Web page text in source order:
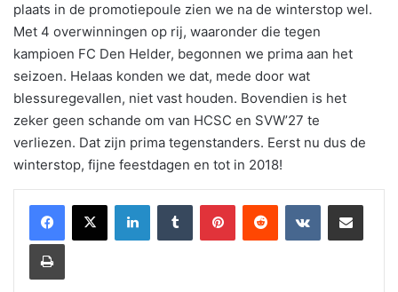
plaats in de promotiepoule zien we na de winterstop wel.
Met 4 overwinningen op rij, waaronder die tegen
kampioen FC Den Helder, begonnen we prima aan het
seizoen. Helaas konden we dat, mede door wat
blessuregevallen, niet vast houden. Bovendien is het
zeker geen schande om van HCSC en SVW’27 te
verliezen. Dat zijn prima tegenstanders. Eerst nu dus de
winterstop, fijne feestdagen en tot in 2018!
LinkedInTumblr PinterestReddit VKontakteShare via Email
Print